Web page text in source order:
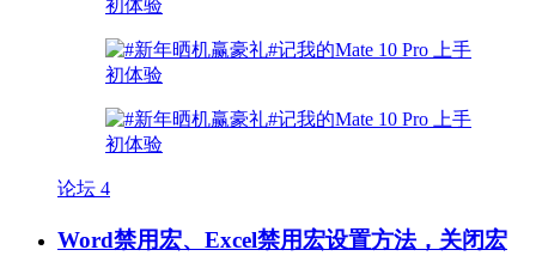
论坛 4
Word禁用宏、Excel禁用宏设置方法，关闭宏